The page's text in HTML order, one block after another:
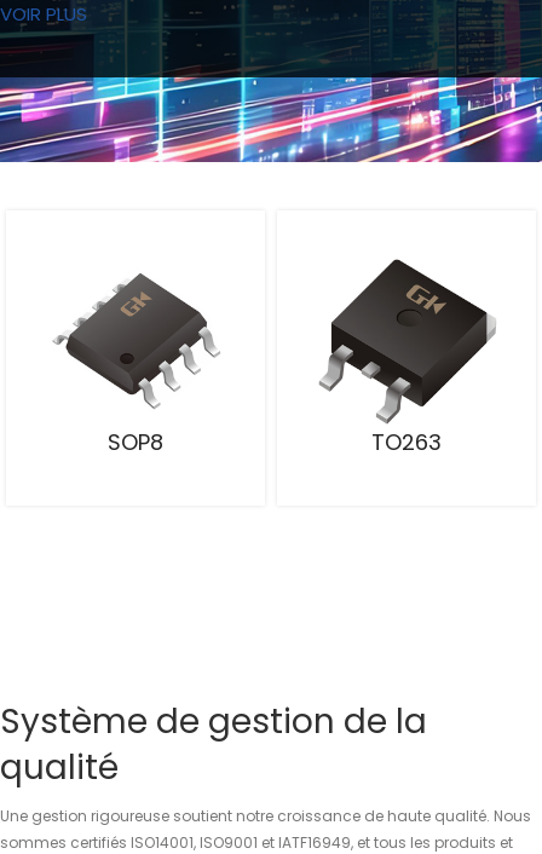
VOIR PLUS
SOP8 TO263
Système de gestion de la
qualité
Une gestion rigoureuse soutient notre croissance de haute qualité. Nous
sommes certifiés ISO14001, ISO9001 et IATF16949, et tous les produits et